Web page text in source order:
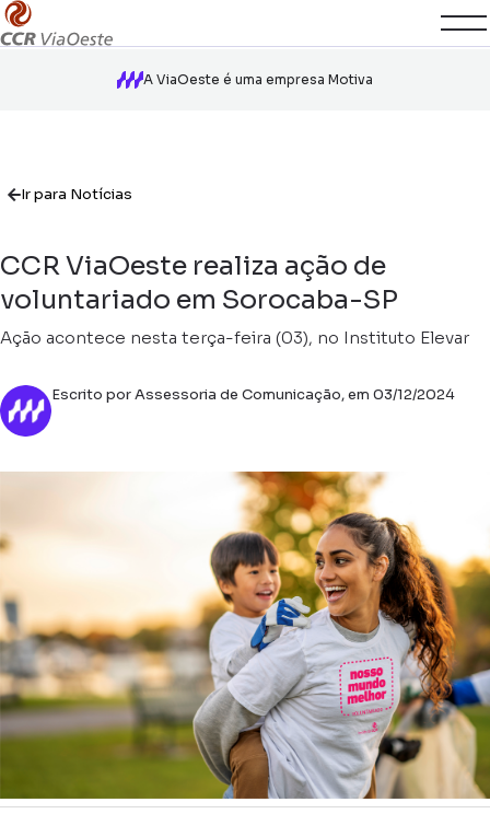
A ViaOeste é uma empresa Motiva
Ir para Notícias
CCR ViaOeste realiza ação de
voluntariado em Sorocaba-SP
Ação acontece nesta terça-feira (03), no Instituto Elevar
Escrito por Assessoria de Comunicação, em 03/12/2024